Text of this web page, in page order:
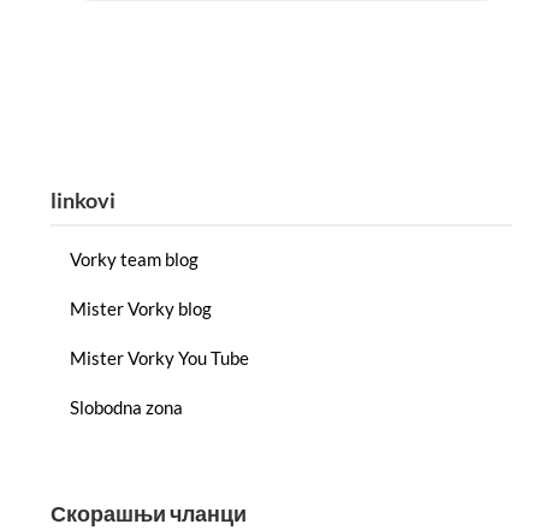
linkovi
Vorky team blog
Mister Vorky blog
Mister Vorky You Tube
Slobodna zona
Скорашњи чланци